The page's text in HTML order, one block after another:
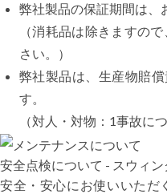
弊社製品の保証期間は、
（消耗品は除きますの
さい。）
弊社製品は、生産物賠
す。
（対人・対物：1事故に
安全点検について - スウィン
安全・安心にお使いいただ